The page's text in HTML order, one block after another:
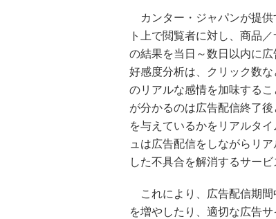
カンター・ジャパンが提供
ト上で閲覧者に対し、商品
の結果を当日～数日以内に
好感度分析は、クリック数
のリアルな感情を加味する
が分かるのは広告配信終了
を与えているかをリアルタ
ュは広告配信をしながらリ
した不具合を解消するサービ
これにより、広告配信期間
を増やしたり、適切な広告